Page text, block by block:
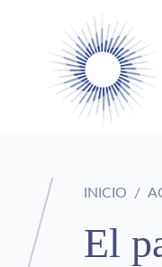
INICIO
El